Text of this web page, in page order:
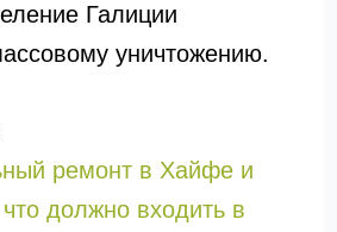
Галиции
уничтожению.
ремонт в Хайфе и
должно входить в